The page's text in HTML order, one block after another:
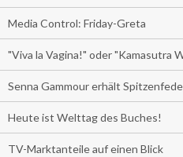
Media Control: Friday-Greta
"Viva la Vagina!" oder "Kamasutra
Senna Gammour erhält
Heute ist Welttag des Buches!
TV-Marktanteile auf einen Blick